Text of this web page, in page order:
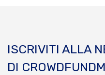
ISCRIVITI ALLA
DI